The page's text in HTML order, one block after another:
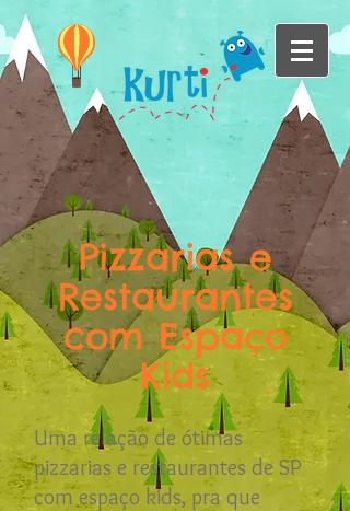
Pizzarias e
Restaurantes
com Espaço
Kids
Uma relação de ótimas
pizzarias e restaurantes de SP
com espaço kids, pra que